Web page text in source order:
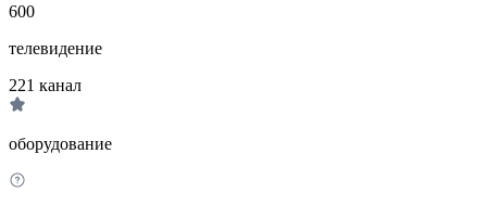
600
телевидение
221 канал
оборудование